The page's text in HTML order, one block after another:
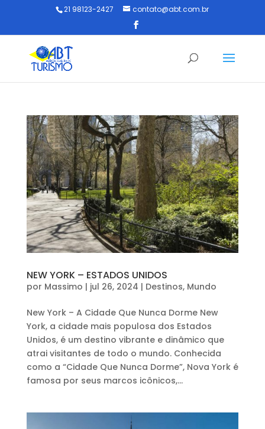
21 98123-2427 contato@abt.com.br
NEW YORK – ESTADOS UNIDOS
por Massimo | jul 26, 2024 | Destinos, Mundo
New York – A Cidade Que Nunca Dorme New
York, a cidade mais populosa dos Estados
Unidos, é um destino vibrante e dinâmico que
atrai visitantes de todo o mundo. Conhecida
como a “Cidade Que Nunca Dorme”, Nova York é
famosa por seus marcos icônicos,...